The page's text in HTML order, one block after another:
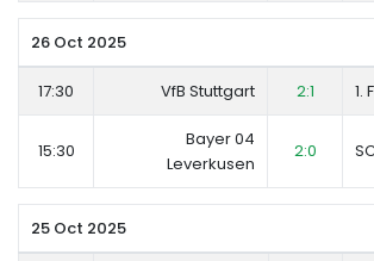
26 Oct 2025
17:30 VfB Stuttgart 2:1 1.
15:30
Bayer 04
Leverkusen
2:0
25 Oct 2025